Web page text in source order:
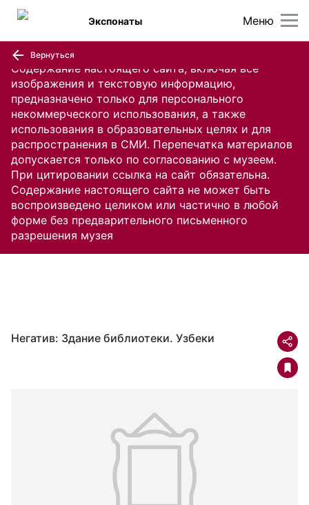
Содержание настоящего сайта, включая все
изображения и текстовую информацию,
предназначено только для персонального
некоммерческого использования, а также
использования в образовательных целях и для
распространения в СМИ. Перепечатка материалов
допускается только по согласованию с музеем.
При цитировании ссылка на сайт обязательна.
Содержание настоящего сайта не может быть
воспроизведено целиком или частично в любой
форме без предварительного письменного
разрешения музея
Меню
Экспонаты
Вернуться
Негатив: Здание библиотеки. Узбеки